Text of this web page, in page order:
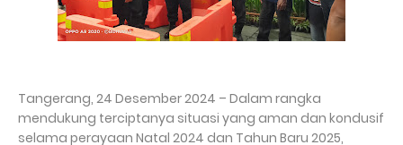
Tangerang, 24 Desember 2024 – Dalam rangka
mendukung terciptanya situasi yang aman dan kondusif
selama perayaan Natal 2024 dan Tahun Baru 2025,